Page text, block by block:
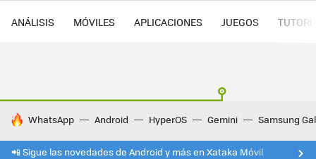
ANÁLISIS MÓVILES APLICACIONES JUEGOS
HOY SE HABLA DE
WhatsApp Android HyperOS Gemini Samsung
📲 Sigue las novedades de Android y más en Xataka Móvil